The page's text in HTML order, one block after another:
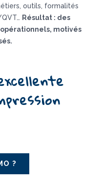
outils, formalités
Résultat : des
motivés
?